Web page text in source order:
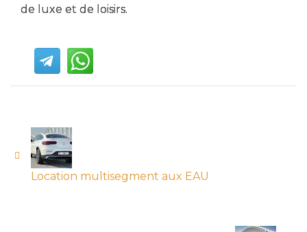
de luxe et de loisirs.
Location multisegment aux EAU